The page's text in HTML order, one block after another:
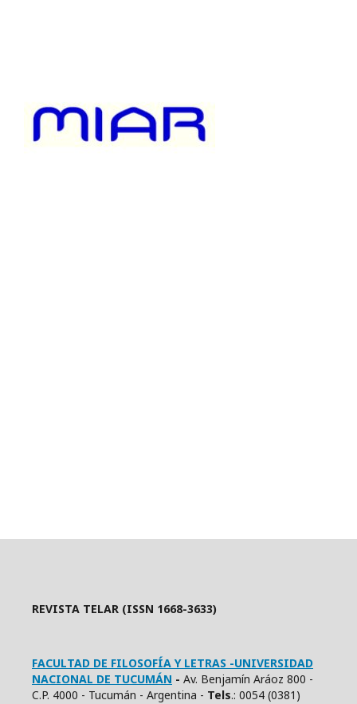
REVISTA TELAR (ISSN 1668-3633)
FACULTAD DE FILOSOFÍA Y LETRAS -UNIVERSIDAD
NACIONAL DE TUCUMÁN - Av. Benjamín Aráoz 800 -
C.P. 4000 - Tucumán - Argentina - Tels.: 0054 (0381)